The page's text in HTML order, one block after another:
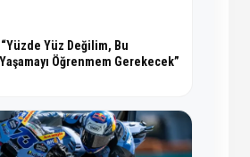
Yüz Değilim, Bu
Öğrenmem Gerekecek”